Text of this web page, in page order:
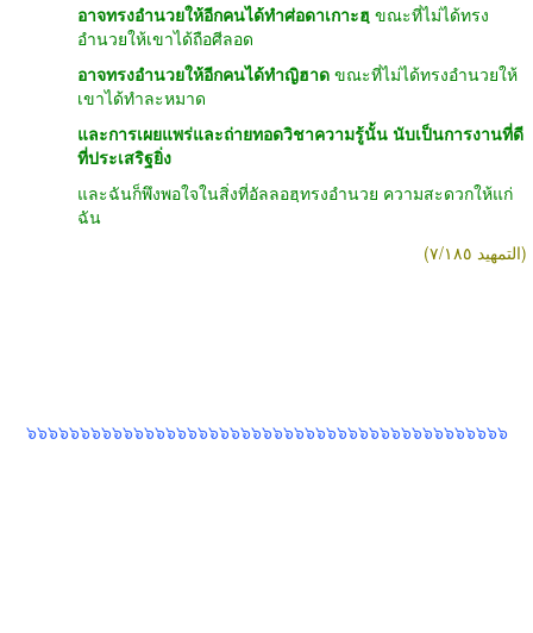
อาจทรงอำนวยให้อีกคนได้ทำศ่อดาเกาะฮฺ ขณะที่ไม่ได้ทรง
อำนวยให้เขาได้ถือศีลอด
อาจทรงอำนวยให้อีกคนได้ทำญิฮาด ขณะที่ไม่ได้ทรงอำนวยให้
เขาได้ทำละหมาด
และการเผยแพร่และถ่ายทอดวิชาความรู้นั้น นับเป็นการงานที่ดี
ที่ประเสริฐยิ่ง
และฉันก็พึงพอใจในสิ่งที่อัลลอฮฺทรงอำนวย ความสะดวกให้แก่
ฉัน
(التمهيد ٧/١٨٥)
๖๖๖๖๖๖๖๖๖๖๖๖๖๖๖๖๖๖๖๖๖๖๖๖๖๖๖๖๖๖๖๖๖๖๖๖๖๖๖๖๖๖๖๖๖